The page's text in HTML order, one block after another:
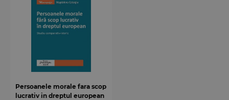
Persoanele morale fara scop
lucrativ in dreptul european